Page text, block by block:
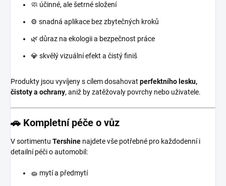
🧼 účinné, ale šetrné složení
⚙️ snadná aplikace bez zbytečných kroků
🌿 důraz na ekologii a bezpečnost práce
💎 skvělý vizuální efekt a čistý finiš
Produkty jsou vyvíjeny s cílem dosahovat perfektního lesku,
čistoty a ochrany, aniž by zatěžovaly povrchy nebo uživatele.
🚗 Kompletní péče o vůz
V sortimentu Tershine najdete vše potřebné pro každodenní i
detailní péči o automobil:
🧽 mytí a předmytí